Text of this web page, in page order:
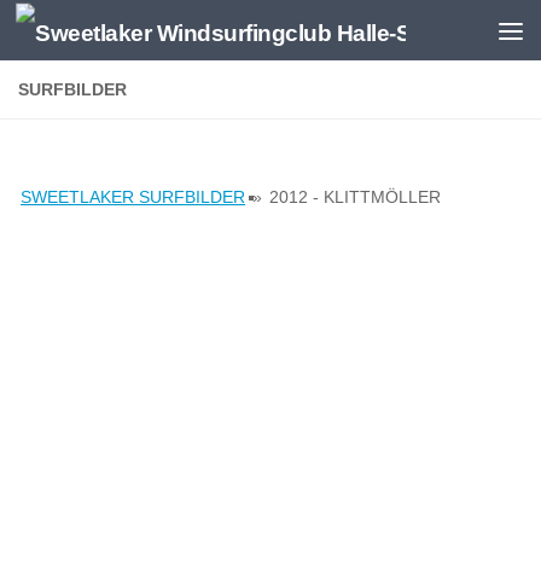
Zum Inhalt springen
SURFBILDER
SWEETLAKER SURFBILDER » 2012 - KLITTMÖLLER